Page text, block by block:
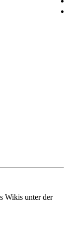
Wikis unter der